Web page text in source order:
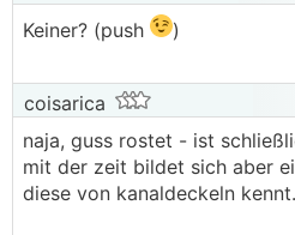
Keiner? (push
)
coisarica
naja, guss rostet - ist
mit der zeit bildet sich aber
diese von kanaldeckeln kennt.